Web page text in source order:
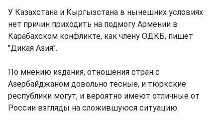
У Казахстана и Кыргызстана в нынешних условиях
нет причин приходить на подмогу Армении в
Карабахском конфликте, как члену ОДКБ, пишет
"Дикая Азия".
По мнению издания, отношения стран с
Азербайджаном довольно тесные, и тюркские
республики могут, и вероятно имеют отличные от
России взгляды на сложившуюся ситуацию.